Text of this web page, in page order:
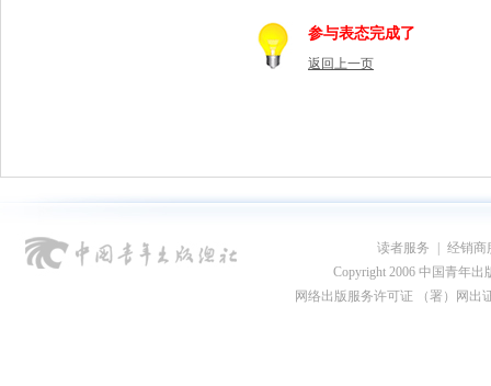
参与表态完成了
返回上一页
读者服务
经销商
Copyright 2006 中国青年出
网络出版服务许可证 （署）网出